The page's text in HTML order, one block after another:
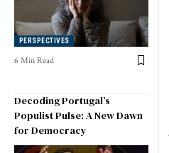
PERSPECTIVES
6 Min Read
Decoding Portugal’s
Populist Pulse: A New Dawn
for Democracy